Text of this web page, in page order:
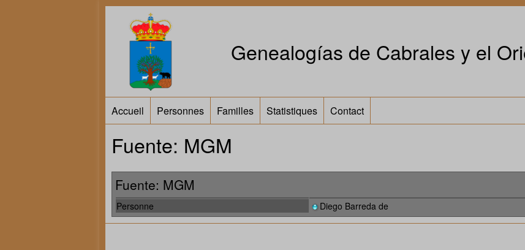
Genealogías de Cabrales y el
Accueil Personnes Familles Statistiques Contact
Fuente: MGM
Fuente: MGM
Personne Diego Barreda de